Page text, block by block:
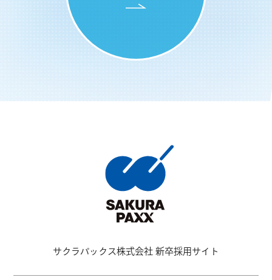
サクラパックス株式会社 新卒採用サイト